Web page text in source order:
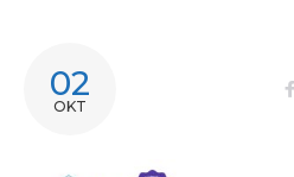
02
OKT